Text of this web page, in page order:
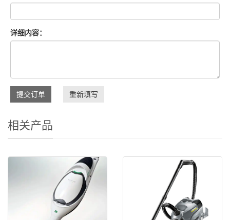
详细内容：
提交订单 重新填写
相关产品